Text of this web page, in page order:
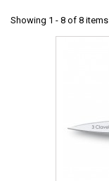
Showing 1 - 8 of 8 items